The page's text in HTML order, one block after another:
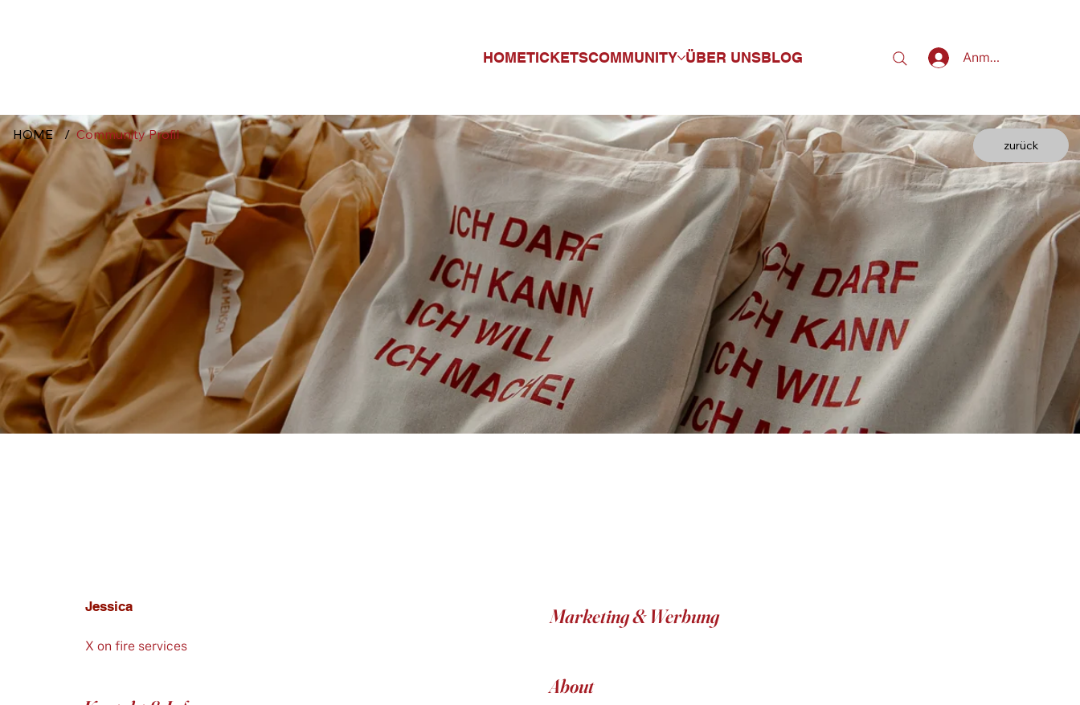
HOMETICKETSCOMMUNITY ÜBER UNSBLOG Anmelden
HOME / Community Profil
zurück
Jessica
X on fire services
Marketing & Werbung
About